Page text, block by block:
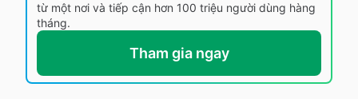
từ một nơi và tiếp cận hơn 100 triệu người dùng hàng
tháng.
Tham gia ngay